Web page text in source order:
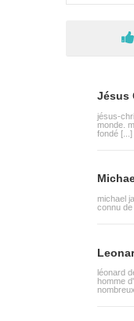
Jésus
jésus-
monde.
fondé [...]
michael
connu
léonard
homme